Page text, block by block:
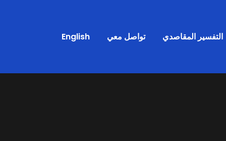
التفسير المقاصدي تواصل معي English